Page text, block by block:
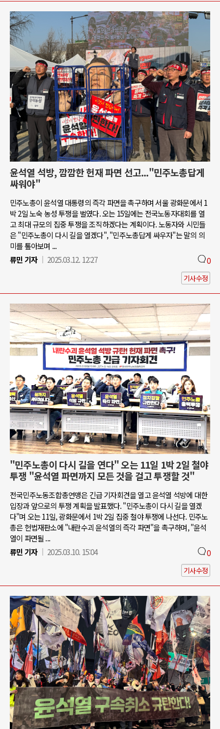
윤석열 석방, 깜깜한 헌재 파면 선고..."민주노총답게
싸워야"
민주노총이 윤석열 대통령의 즉각 파면을 촉구하며 서울 광화문에서 1
박 2일 노숙 농성 투쟁을 벌였다. 오는 15일에는 전국노동자대회를 열
고 최대 규모의 집중 투쟁을 조직하겠다는 계획이다. 노동자와 시민들
은 "민주노총이 다시 길을 열겠다", "민주노총답게 싸우자"는 말의 의
미를 톺아보며 ...
류민 기자
2025.03.12. 12:27 0
기사수정
"민주노총이 다시 길을 연다" 오는 11일 1박 2일 철야
투쟁 "윤석열 파면까지 모든 것을 걸고 투쟁할 것"
전국민주노동조합총연맹은 긴급 기자회견을 열고 윤석열 석방에 대한
입장과 앞으로의 투쟁 계획을 발표했다. "민주노총이 다시 길을 열겠
다"며 오는 11일, 광화문에서 1박 2일 집중 철야 투쟁에 나선다. 민주노
총은 헌법재판소에 "내란수괴 윤석열의 즉각 파면"을 촉구하며, "윤석
열이 파면될 ...
류민 기자
2025.03.10. 15:04 0
기사수정